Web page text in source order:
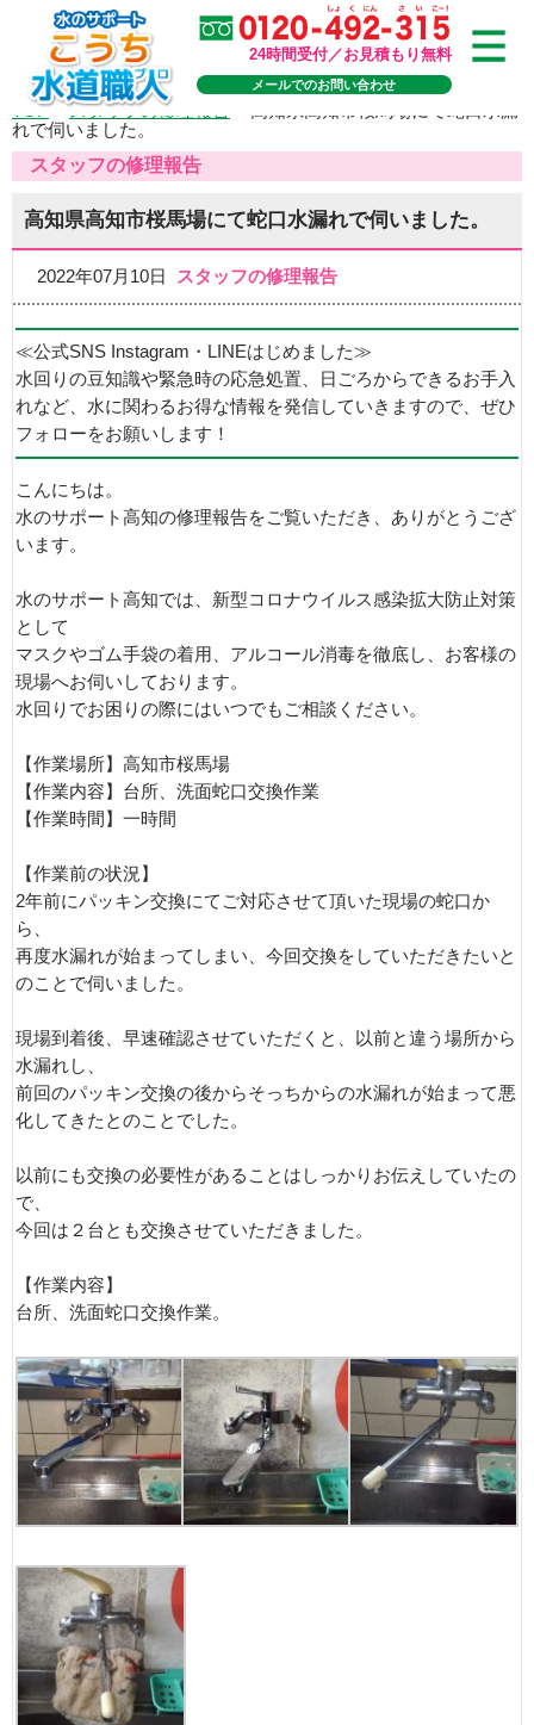
24時間受付／お見積もり無料
メールでのお問い合わせ
TOP>スタッフの修理報告
れで伺いました。
スタッフの修理報告
高知県高知市桜馬場にて蛇口水漏れで伺いました。
2022年07月10日 スタッフの修理報告
≪公式SNS Instagram・LINEはじめました≫
水回りの豆知識や緊急時の応急処置、日ごろからできるお手入
れなど、水に関わるお得な情報を発信していきますので、ぜひ
フォローをお願いします！
こんにちは。
水のサポート高知の修理報告をご覧いただき、ありがとうござ
います。
水のサポート高知では、新型コロナウイルス感染拡大防止対策
として
マスクやゴム手袋の着用、アルコール消毒を徹底し、お客様の
現場へお伺いしております。
水回りでお困りの際にはいつでもご相談ください。
【作業場所】高知市桜馬場
【作業内容】台所、洗面蛇口交換作業
【作業時間】一時間
【作業前の状況】
2年前にパッキン交換にてご対応させて頂いた現場の蛇口か
ら、
再度水漏れが始まってしまい、今回交換をしていただきたいと
のことで伺いました。
現場到着後、早速確認させていただくと、以前と違う場所から
水漏れし、
前回のパッキン交換の後からそっちからの水漏れが始まって悪
化してきたとのことでした。
以前にも交換の必要性があることはしっかりお伝えしていたの
で、
今回は２台とも交換させていただきました。
【作業内容】
台所、洗面蛇口交換作業。